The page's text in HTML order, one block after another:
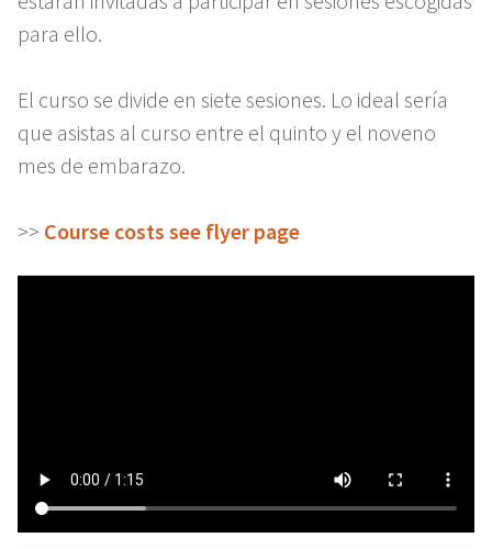
para ello.
El curso se divide en siete sesiones. Lo ideal sería
que asistas al curso entre el quinto y el noveno
mes de embarazo.
>> Course costs see flyer page